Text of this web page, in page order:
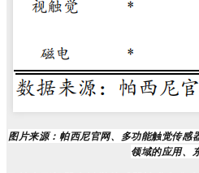
图片来源：帕西尼官网、多功能触觉传感
领域的应用、